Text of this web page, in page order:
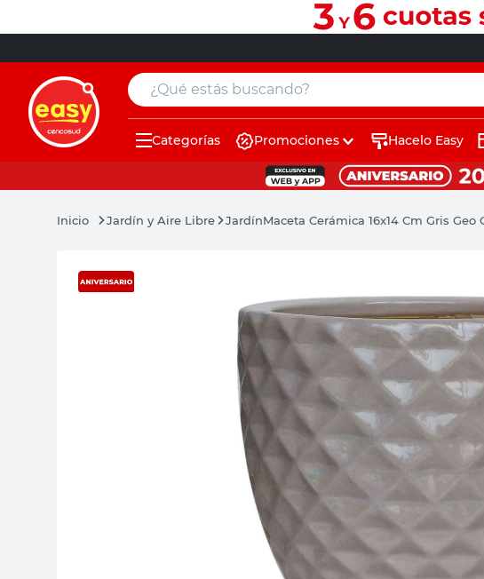
¿Qué estás buscando?
Categorías Promociones Hacelo Easy
Jardín y Aire Libre JardínMaceta Cerámica 16x14 Cm Gris Geo
muebles